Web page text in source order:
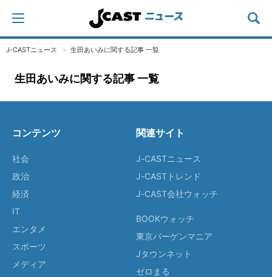
J-CASTニュース 生田あいみに関する記事 一覧
生田あいみに関する記事 一覧
コンテンツ
社会
政治
経済
IT
エンタメ
スポーツ
メディア
関連サイト
J-CASTニュース
J-CASTトレンド
J-CAST会社ウォッチ
BOOKウォッチ
東京バーゲンマニア
Jタウンネット
ゼロまる